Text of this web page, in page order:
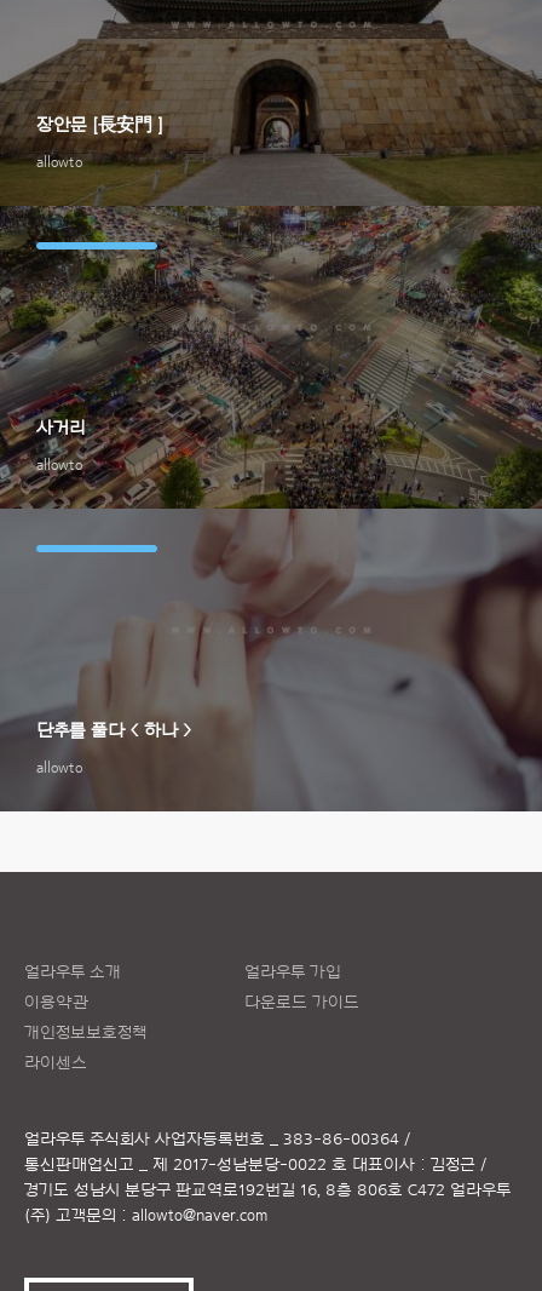
allowto
장안문 [長安門 ]
allowto
사거리
allowto
단추를 풀다 < 하나 >
얼라우투 소개
이용약관
개인정보보호정책
라이센스
얼라우투 가입
다운로드 가이드
얼라우투 주식회사 사업자등록번호 _ 383-86-00364 /
통신판매업신고 _ 제 2017-성남분당-0022 호 대표이사 : 김정근 /
경기도 성남시 분당구 판교역로192번길 16, 8층 806호 C472 얼라우투
(주) 고객문의 : allowto@naver.com